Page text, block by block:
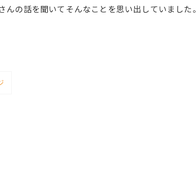
んの話を聞いてそんなことを思い出していました。